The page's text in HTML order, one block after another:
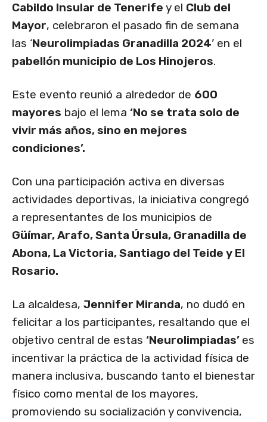
Cabildo Insular de Tenerife y el Club del
Mayor, celebraron el pasado fin de semana
las ‘Neurolimpiadas Granadilla 2024′ en el
pabellón municipio de Los Hinojeros.
Este evento reunió a alrededor de 600
mayores bajo el lema ‘No se trata solo de
vivir más años, sino en mejores
condiciones’.
Con una participación activa en diversas
actividades deportivas, la iniciativa congregó
a representantes de los municipios de
Güímar, Arafo, Santa Úrsula, Granadilla de
Abona, La Victoria, Santiago del Teide y El
Rosario.
La alcaldesa, Jennifer Miranda, no dudó en
felicitar a los participantes, resaltando que el
objetivo central de estas ‘Neurolimpiadas’ es
incentivar la práctica de la actividad física de
manera inclusiva, buscando tanto el bienestar
físico como mental de los mayores,
promoviendo su socialización y convivencia,